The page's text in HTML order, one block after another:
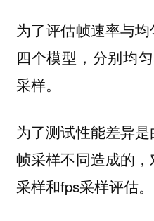
为了评估帧速率与
四个模型，分别均
采样。
为了测试性能差异
帧采样不同造成的
采样和fps采样评估。